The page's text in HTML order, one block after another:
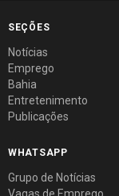
SEÇÕES
Notícias
Emprego
Bahia
Entretenimento
Publicações
WHATSAPP
Grupo de Notícias